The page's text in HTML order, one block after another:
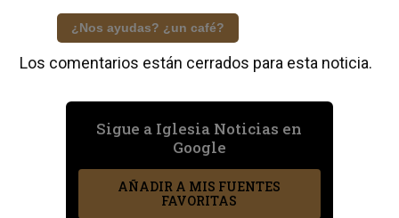
¿Nos ayudas? ¿un café?
Los comentarios están cerrados para esta noticia.
Sigue a Iglesia Noticias en
Google
AÑADIR A MIS FUENTES
FAVORITAS